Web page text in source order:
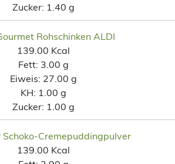
Zucker: 1.40 g
Rohschinken ALDI
139.00 Kcal
Fett: 3.00 g
Eiweis: 27.00 g
KH: 1.00 g
Zucker: 1.00 g
Schoko-Cremepuddingpulver
139.00 Kcal